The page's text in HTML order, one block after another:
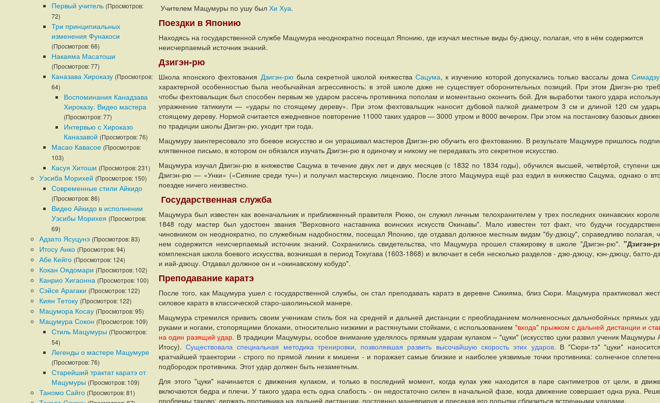
Первый учитель (Просмотров:
72)
Три принципиальных
изменения Фунакоси
(Просмотров: 66)
Накаяма Масатоши
(Просмотров: 77)
Каназава Хироказу (Просмотров:
64)
Воспоминания Канадзава
Хироказу. Видео мастера
(Просмотров: 77)
Интервью с Хироказо
Каназавой (Просмотров: 76)
Масао Кавасое (Просмотров:
103)
Касуя Хитоши (Просмотров: 231)
Уэсиба Морихей (Просмотров: 150)
Современные стили Айкидо
(Просмотров: 86)
Видео Айкидо в исполнении
Уэсибы Морихея (Просмотров:
69)
Адзато Ясуцунэ (Просмотров: 83)
Итосу Анко (Просмотров: 94)
Абе Кейго (Просмотров: 124)
Кокан Оядомари (Просмотров: 102)
Канрио Хигаонна (Просмотров: 100)
Сэйсе Арагаки (Просмотров: 122)
Киян Тетоку (Просмотров: 122)
Мацумора Косау (Просмотров: 95)
Мацумура Сокон (Просмотров: 109)
Стиль Мацумуры (Просмотров:
54)
Легенды о мастере Мацумуре
(Просмотров: 76)
Старейший трактат каратэ от
Мацумуры (Просмотров: 109)
Таномо Сайго (Просмотров: 81)
Учителем Мацумуры по ушу был Хи Хуа.
Поездки в Японию
Находясь на государственной службе Мацумура неоднократно посещал Японию, где изучал местные виды бу-дзюцу, полагая, что в нём содержится
неисчерпаемый источник знаний.
Дзигэн-рю
Школа японского фехтования Дзигэн-рю была секретной школой княжества Сацума, к изучению которой допускались только вассалы дома Симадзу
характерной особенностью была необычайная агрессивность: в этой школе даже не существует оборонительных позиций. При этом Дзигэн-рю
чтобы фехтовальщик был способен первым же ударом рассечь противника пополам и моментаьно окончить бой. Для выработки такого удара
упражнение татикиути — «удары по стоящему дереву». При этом фехтовальщик наносит дубовой палкой диаметром 3 см и длиной 120 см
стоящему дереву. Нормой считается ежедневное повторение 11000 таких ударов — 3000 утром и 8000 вечером. При этом на постановку базовых
по традиции школы Дзигэн-рю, уходит три года.
Мацумуру заинтересовало это боевое искусство и он упрашивал мастеров Дзигэн-рю обучить его фехтованию. В результате Мацумуре пришлось
клятвенное письмо, в котором он обязался изучать Дзигэн-рю в одиночку и никому не передавать это секретное искусство.
Мацумура изучал Дзигэн-рю в княжестве Сацума в течение двух лет и двух месяцев (с 1832 по 1834 годы), обучился высшей, четвёртой, ступени
Дзигэн-рю — «Унки» («Сияние среди туч») и получил мастерскую лицензию. После этого Мацумура ещё раз ездил в княжество Сацума, однако о
поездке ничего неизвестно.
Государственная служба
Мацумура был известен как военачальник и приближенный правителя Рюкю, он служил личным телохранителем у трех последних окинавских
1848 году мастер был удостоен звания "Верховного наставника воинских искусств Окинавы". Мало известен тот факт, что будучи
чиновником он неоднократно, по служебным надобностям, посещал Японию, где отдавал должное местным видам "бу-дзюцу", справедливо полагая,
нем содержится неисчерпаемый источник знаний. Сохранились свидетельства, что Мацумура прошел стажировку в школе "Дзигэн-рю". "Дзигэн-
комплексная школа боевого искусства, возникшая в период Токугава (1603-1868) и включает в себя несколько разделов - дзю-дзюцу, кэн-дзюцу, батто-
и иай-дзюцу. Отдавал должное он и «окинавскому кобудо".
Преподавание каратэ
После того, как Мацумура ушел с государственной службы, он стал преподавать каратэ в деревне Сикияма, близ Сюри. Мацумура практиковал
силовое каратэ в классической старо-шаолиньской манере.
Мацумура стремился привить своим ученикам стиль боя на средней и дальней дистанции с преобладанием молниеносных дальнобойных прямых
руками и ногами, стопорящими блоками, относительно низкими и растянутыми стойками, с использованием "входа" прыжком с дальней дистанции и
на один разящий удар. В традиции Мацумуры, особое внимание уделялось прямым ударам кулаком – "цуки" (искусство цуки развил ученик Мацумуры
Итосу).Существовала специальная методика тренировки, позволявшая развить высочайшую скорость этих ударов. В "Сюри-тэ" "цуки"
кратчайшей траектории - строго по прямой линии к мишени - и поражает самые близкие и наиболее уязвимые точки противника: солнечное
подбородок противника. Этот удар должен быть незаметным.
Для этого "цуки" начинается с движения кулаком, и только в последний момент, когда кулак уже находится в паре сантиметров от цели, в
включаются бедра и плечи. У такого удара есть одна слабость - он недостаточно силен в начальной фазе, когда движение совершает одна рука.
проблемы таково: держать противника на дальней дистанции, постоянно маневрируя и пресекая его попытки сблизиться встречными ударами.